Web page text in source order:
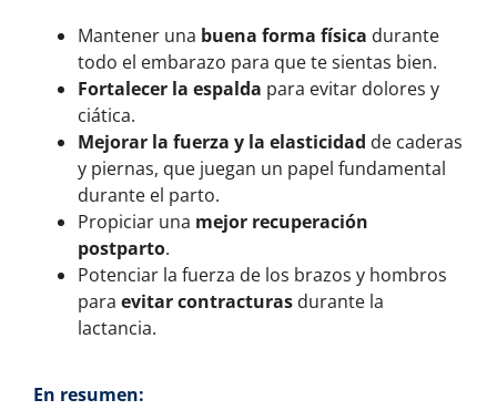
Mantener una buena forma física durante
todo el embarazo para que te sientas bien.
Fortalecer la espalda para evitar dolores y
ciática.
Mejorar la fuerza y la elasticidad de caderas
y piernas, que juegan un papel fundamental
durante el parto.
Propiciar una mejor recuperación
postparto.
Potenciar la fuerza de los brazos y hombros
para evitar contracturasdurante la
lactancia.
En resumen: